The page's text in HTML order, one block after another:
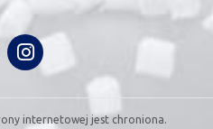
internetowej jest chroniona.